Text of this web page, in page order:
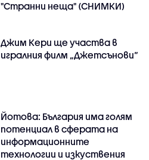
"Странни неща" (СНИМКИ)
Джим Кери ще участва в
игралния филм „Джетсънови“
Йотова: България има голям
потенциал в сферата на
информационните
технологии и изкуствения